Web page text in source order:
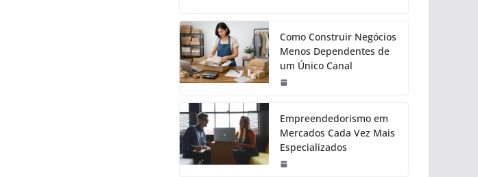
Como Construir Negócios
Menos Dependentes de
um Único Canal
Empreendedorismo em
Mercados Cada Vez Mais
Especializados